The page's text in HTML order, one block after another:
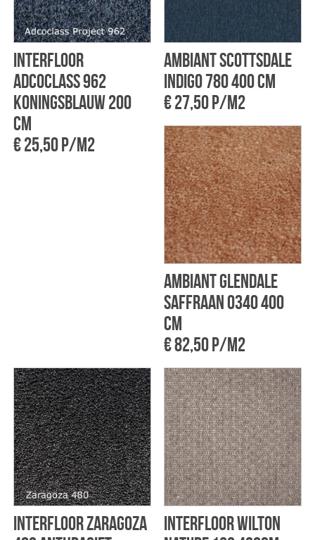
Interfloor
Adcoclass 962
Koningsblauw 200
cm
€ 25,50 p/m2
Ambiant Scottsdale
Indigo 780 400 cm
€ 27,50 p/m2
Ambiant Glendale
Saffraan 0340 400
cm
€ 82,50 p/m2
Interfloor Zaragoza
Interfloor Wilton